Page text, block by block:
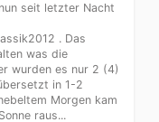
seit letzter Nacht
. Das
was die
wurden es nur 2 (4)
in 1-2
Morgen kam
raus...